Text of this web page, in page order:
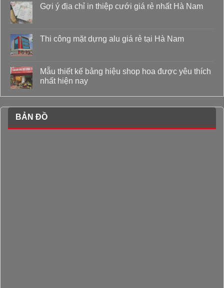
Gợi ý địa chỉ in thiệp cưới giá rẻ nhất Hà Nam
Thi công mặt dựng alu giá rẻ tại Hà Nam
Mẫu thiết kế bảng hiệu shop hoa được yêu thích
nhất hiện nay
BẢN ĐỒ